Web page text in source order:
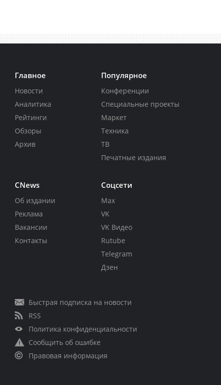
Главное
Новости
Аналитика
Рейтинги
Обзоры
Архив
Популярное
Конференции
Специальные проекты
Маркет
Техника
ТВ
Печатные издания
CNews
Об издании
Реклама
Вакансии
Контакты
Соцсети
Max
VK
VK Видео
Rutube
Telegram
Дзен
Быстрая подписка на новости
RSS
Политика конфиденциальности
Сообщить об ошибке
Правовая информация